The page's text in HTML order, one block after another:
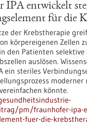
IPA entwickelt
für die
der Krebstherapie
körpereigenen Zellen
den Patienten
auslösen.
ein steriles
moderner
könnte.
pm/fraunhofer-ipa-
fuer-die-